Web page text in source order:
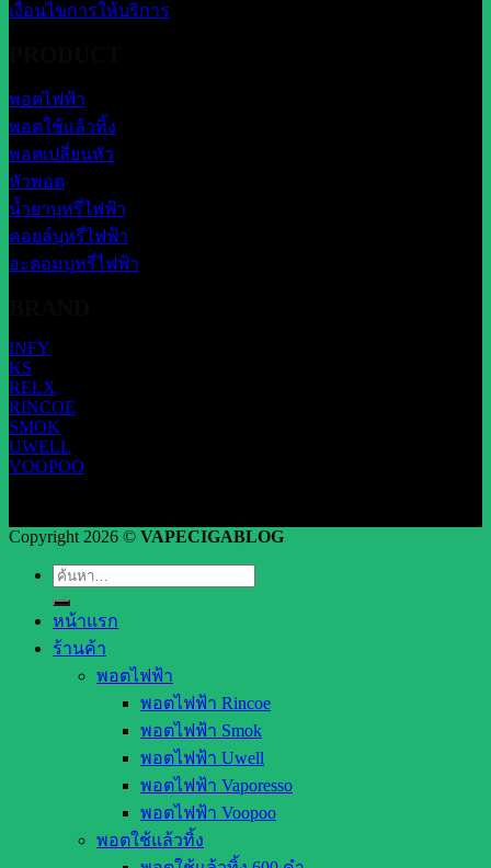
เงื่อนไขการให้บริการ
พอตไฟฟ้า
พอตใช้แล้วทิ้ง
พอตเปลี่ยนหัว
หัวพอต
น้ำยาบุหรี่ไฟฟ้า
คอยล์บุหรี่ไฟฟ้า
อะตอมบุหรี่ไฟฟ้า
INFY
KS
RELX
RINCOE
SMOK
UWELL
VOOPOO
Copyright 2026 © VAPECIGABLOG
ค้นหา:
หน้าแรก
ร้านค้า
พอตไฟฟ้า
พอตไฟฟ้า Rincoe
พอตไฟฟ้า Smok
พอตไฟฟ้า Uwell
พอตไฟฟ้า Vaporesso
พอตไฟฟ้า Voopoo
พอตใช้แล้วทิ้ง